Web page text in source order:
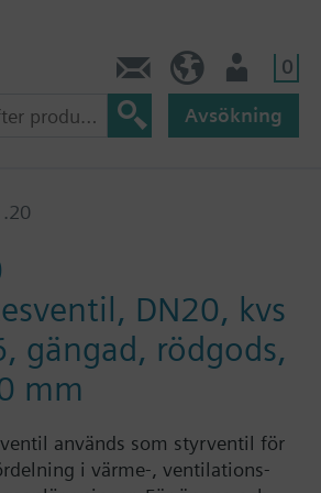
0
Avsökning
DN20, kvs
gängad, rödgods,
mm
används som styrventil för
i värme-, ventilations-